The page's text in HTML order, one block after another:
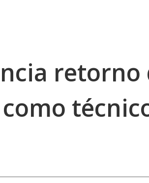
retorno